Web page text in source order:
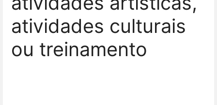
atividades culturais
ou treinamento